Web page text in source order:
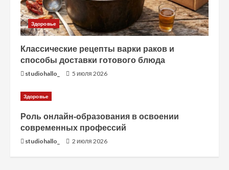
Здоровье
Классические рецепты варки раков и
способы доставки готового блюда
studiohallo_ 5 июля 2026
Здоровье
Роль онлайн-образования в освоении
современных профессий
studiohallo_ 2 июля 2026